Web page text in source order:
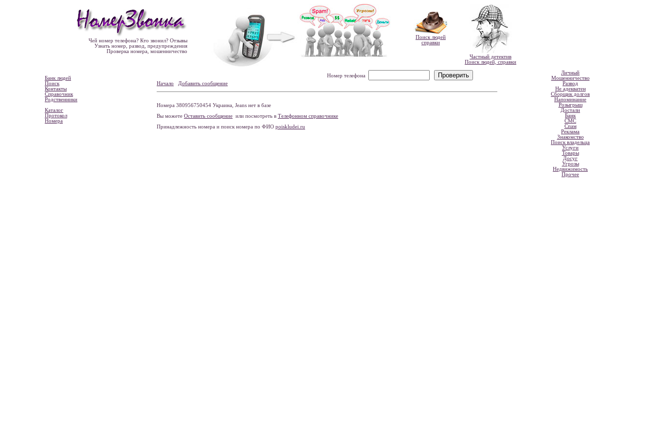
Чей номер телефона? Кто звонил? Отзывы
Узнать номер, развод, предупреждения
Проверка номера, мошенничество
Поиск людей
справки
Частный детектив
Поиск людей, справки
Банк людей
Поиск
Контакты
Справочник
Родственники
Каталог
Протокол
Номера
Номер телефона
Начало
Добавить сообщение
Номера 380956750454 Украина, Jeans нет в базе
Вы можете Оставить сообщение или посмотреть в Телефонном справочнике
Принадлежность номера и поиск номера по ФИО poiskludei.ru
Личный
Мошенничество
Развод
Не адекватен
Сборщик долгов
Напоминание
Розыгрыш
Достали
Банк
СМС
Спам
Реклама
Знакомство
Поиск владельца
Услуги
Товары
Досуг
Угрозы
Недвижимость
Прочее